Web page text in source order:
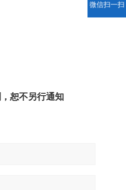
恕不另行通知
微信扫一扫